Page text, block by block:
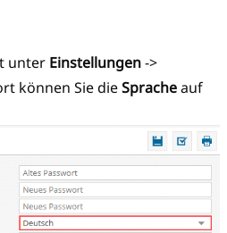
unter Einstellungen->
können Sie dieSpracheauf